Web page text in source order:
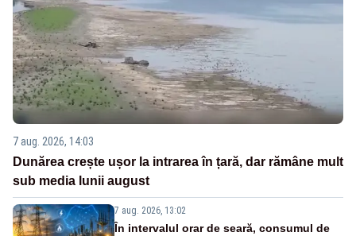
7 aug. 2026, 14:03
Dunărea crește ușor la intrarea în țară, dar rămâne mult
sub media lunii august
7 aug. 2026, 13:02
În intervalul orar de seară, consumul de